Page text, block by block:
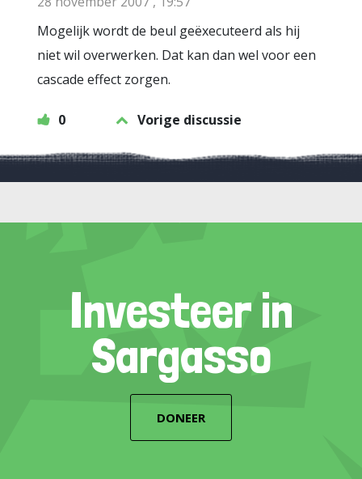
Mogelijk wordt de beul geëxecuteerd als hij
niet wil overwerken. Dat kan dan wel voor een
cascade effect zorgen.
0 Vorige discussie
Investeer in
Sargasso
DONEER